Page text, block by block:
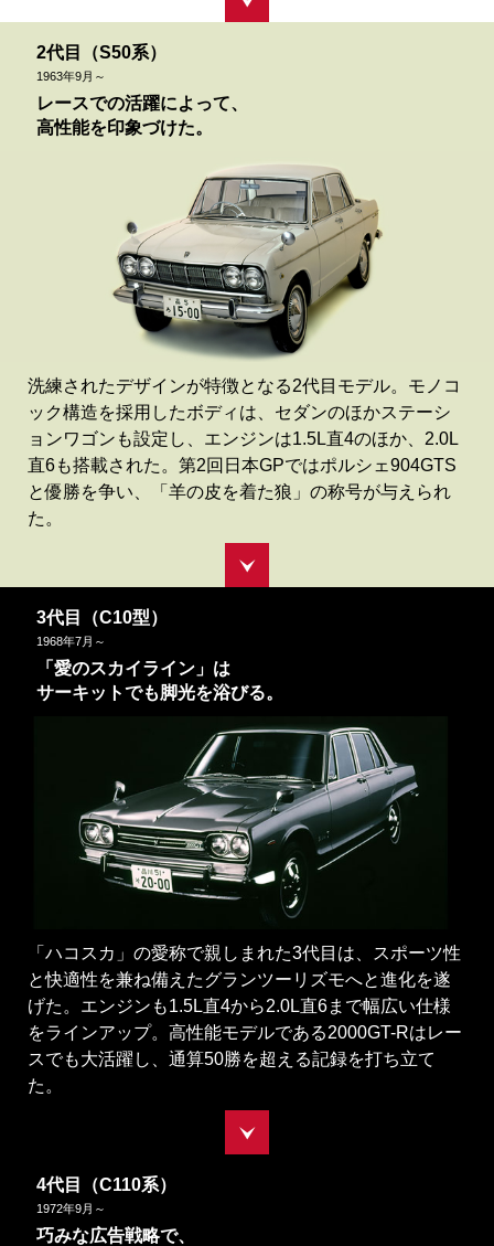
2代目（S50系）
1963年9月～
レースでの活躍によって、
高性能を印象づけた。
洗練されたデザインが特徴となる2代目モデル。モノコ
ック構造を採用したボディは、セダンのほかステーシ
ョンワゴンも設定し、エンジンは1.5L直4のほか、2.0L
直6も搭載された。第2回日本GPではポルシェ904GTS
と優勝を争い、「羊の皮を着た狼」の称号が与えられ
た。
3代目（C10型）
1968年7月～
「愛のスカイライン」は
サーキットでも脚光を浴びる。
「ハコスカ」の愛称で親しまれた3代目は、スポーツ性
と快適性を兼ね備えたグランツーリズモへと進化を遂
げた。エンジンも1.5L直4から2.0L直6まで幅広い仕様
をラインアップ。高性能モデルである2000GT-Rはレー
スでも大活躍し、通算50勝を超える記録を打ち立て
た。
4代目（C110系）
1972年9月～
巧みな広告戦略で、